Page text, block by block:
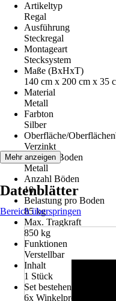
Artikeltyp
Regal
Ausführung
Steckregal
Montageart
Stecksystem
Maße (BxHxT)
140 cm x 200 cm x 35
Material
Metall
Farbton
Silber
Oberfläche/
Verzinkt
Material Boden
Metall
Anzahl Böden
10
Belastung pro Boden
85 kg
Max. Tragkraft
850 kg
Funktionen
Verstellbar
Inhalt
1 Stück
Set bestehend aus
6x Winkelprofil geteilt,
Mehr anzeigen
Datenblätter
Bereich überspringen